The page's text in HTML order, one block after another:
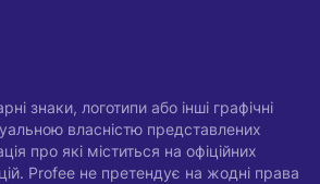
знаки, логотипи або інші графічні
власністю представлених
про які міститься на офіційних
Profee не претендує на жодні права